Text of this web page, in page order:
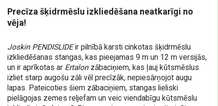
Precīza šķidrmēslu izkliedēšana neatkarīgi no
vēja!
Joskin PENDISLIDEir pilnībā karsti cinkotas šķidrmēslu
izkliedēšanas stangas, kas pieejamas 9 m un 12 m versijās,
un ir aprīkotas ar Ertalon zābaciņiem, kas ļauj kūtsmēslus
izliet starp augošu zāli vēl precīzāk, nepiesārņojot augu
lapas. Pateicoties šiem zābaciņiem, stangas lieliski
pielāgojas zemes reljefam un veic viendabīgu kūtsmēslu